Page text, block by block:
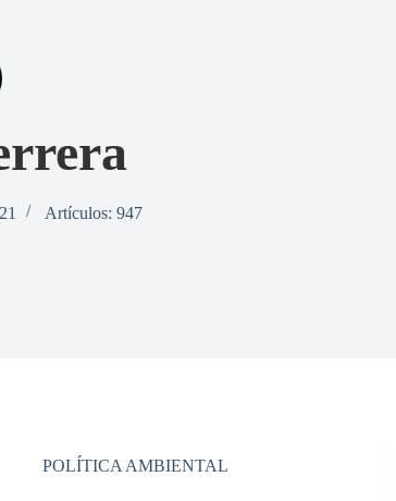
Artículos: 947
POLÍTICA AMBIENTAL